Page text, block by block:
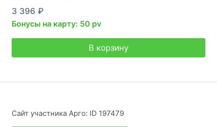
3 396 ₽
Бонусы на карту: 50 pv
В корзину
Сайт участника Арго: ID 197479